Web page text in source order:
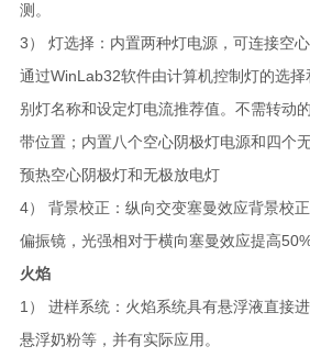
测。
3） 灯选择：内置两种灯电源，可连接空
通过WinLab32软件由计算机控制灯的选
别灯名称和设定灯电流推荐值。不需转动
带位置；内置八个空心阴极灯电源和四个
预热空心阴极灯和无极放电灯
4） 背景校正：纵向交变塞曼效应背景校
偏振镜，光强相对于横向塞曼效应提高50%
火焰
1） 进样系统：火焰系统具有悬浮液直接
悬浮奶粉等，并有实际应用。